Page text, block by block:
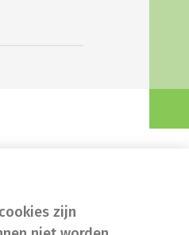
zijn